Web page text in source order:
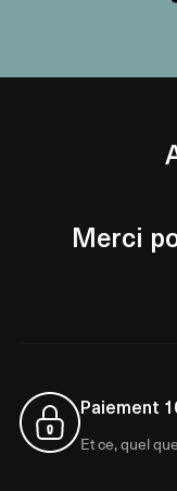
Merci
Paiement
Et ce, quel